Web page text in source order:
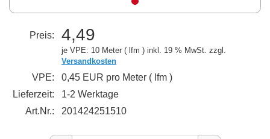
Preis: 4,49
je VPE: 10 Meter ( lfm ) inkl. 19 % MwSt. zzgl.
Versandkosten
VPE:
0,45 EUR pro Meter ( lfm )
Lieferzeit:
1-2 Werktage
Art.Nr.:
201424251510